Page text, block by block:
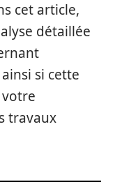
cet article,
détaillée
si cette
travaux